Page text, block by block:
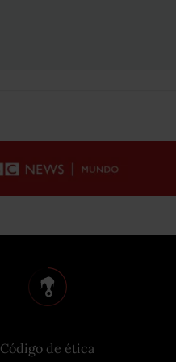
Código de ética